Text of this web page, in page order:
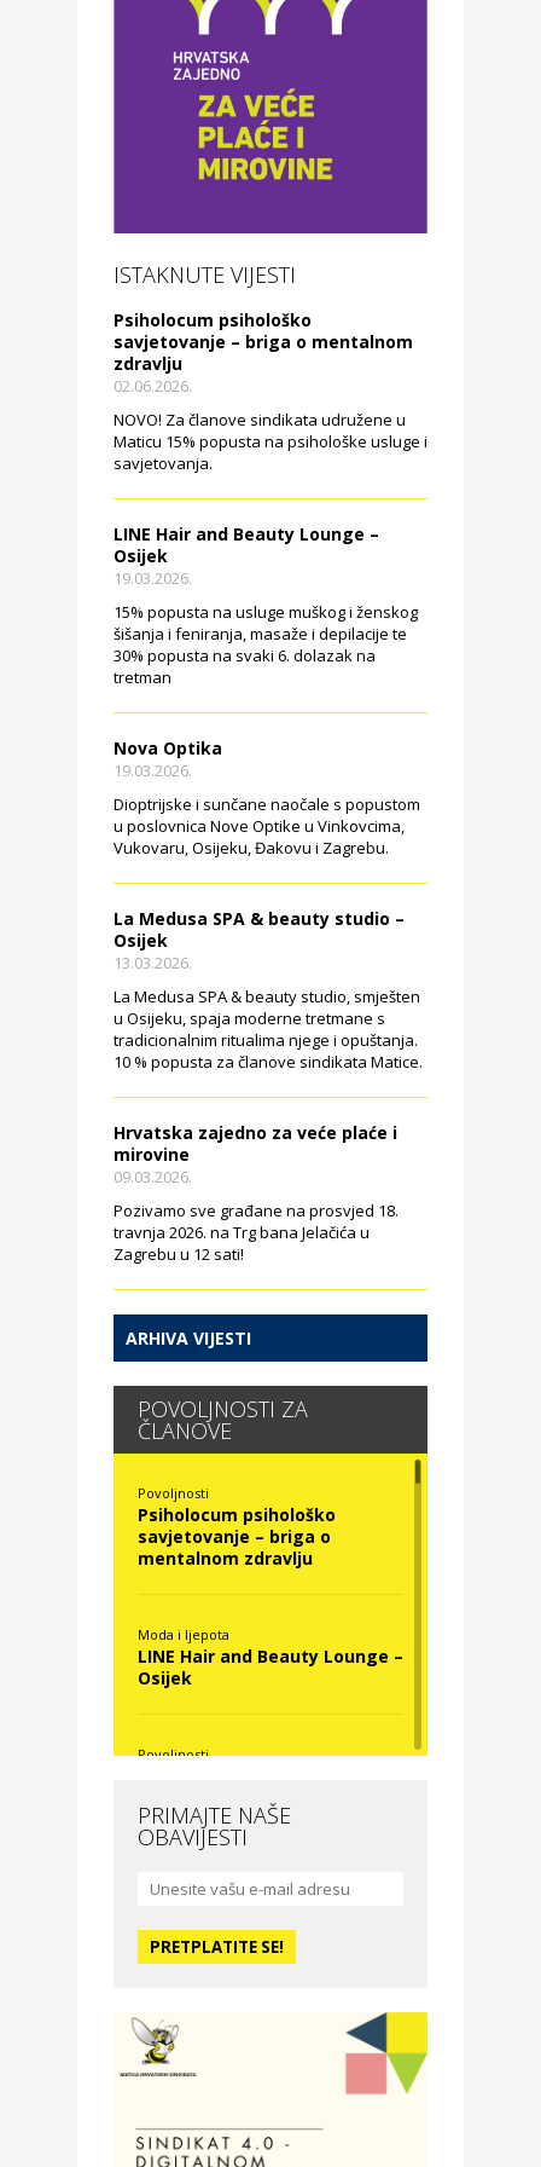
ISTAKNUTE VIJESTI
Psiholocum psihološko
savjetovanje – briga o mentalnom
zdravlju
02.06.2026.
NOVO! Za članove sindikata udružene u
Maticu 15% popusta na psihološke usluge i
savjetovanja.
LINE Hair and Beauty Lounge –
Osijek
19.03.2026.
15% popusta na usluge muškog i ženskog
šišanja i feniranja, masaže i depilacije te
30% popusta na svaki 6. dolazak na
tretman
Nova Optika
19.03.2026.
Dioptrijske i sunčane naočale s popustom
u poslovnica Nove Optike u Vinkovcima,
Vukovaru, Osijeku, Đakovu i Zagrebu.
La Medusa SPA & beauty studio –
Osijek
13.03.2026.
La Medusa SPA & beauty studio, smješten
u Osijeku, spaja moderne tretmane s
tradicionalnim ritualima njege i opuštanja.
10 % popusta za članove sindikata Matice.
Hrvatska zajedno za veće plaće i
mirovine
09.03.2026.
Pozivamo sve građane na prosvjed 18.
travnja 2026. na Trg bana Jelačića u
Zagrebu u 12 sati!
ARHIVA VIJESTI
POVOLJNOSTI ZA
ČLANOVE
Povoljnosti
Psiholocum psihološko
savjetovanje – briga o
mentalnom zdravlju
Moda i ljepota
LINE Hair and Beauty Lounge –
Osijek
Povoljnosti
Moda i ljepota
studio – Osijek
Zdravlje i osiguranje
PRIMAJTE NAŠE
OBAVIJESTI